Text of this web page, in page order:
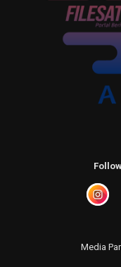
Media